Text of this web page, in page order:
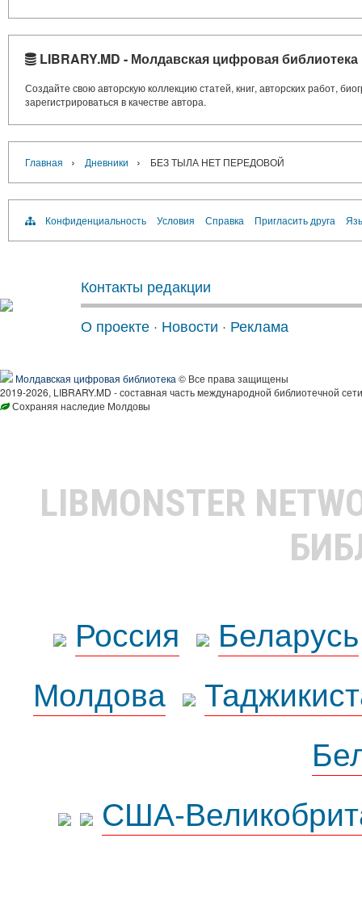
LIBRARY.MD - Молдавская цифровая библиотека
Создайте свою авторскую коллекцию статей, книг, авторских работ,
зарегистрироваться в качестве автора.
Главная › Дневники › БЕЗ ТЫЛА НЕТ ПЕРЕДОВОЙ
Конфиденциальность Условия Справка Пригласить друга
Контакты редакции
О проекте · Новости · Реклама
Молдавская цифровая библиотека © Все права защищены
2019-2026, LIBRARY.MD - составная часть международной библиотечной
Сохраняя наследие Молдовы
LIBMONSTER
Россия
Беларусь
Молдова
США-